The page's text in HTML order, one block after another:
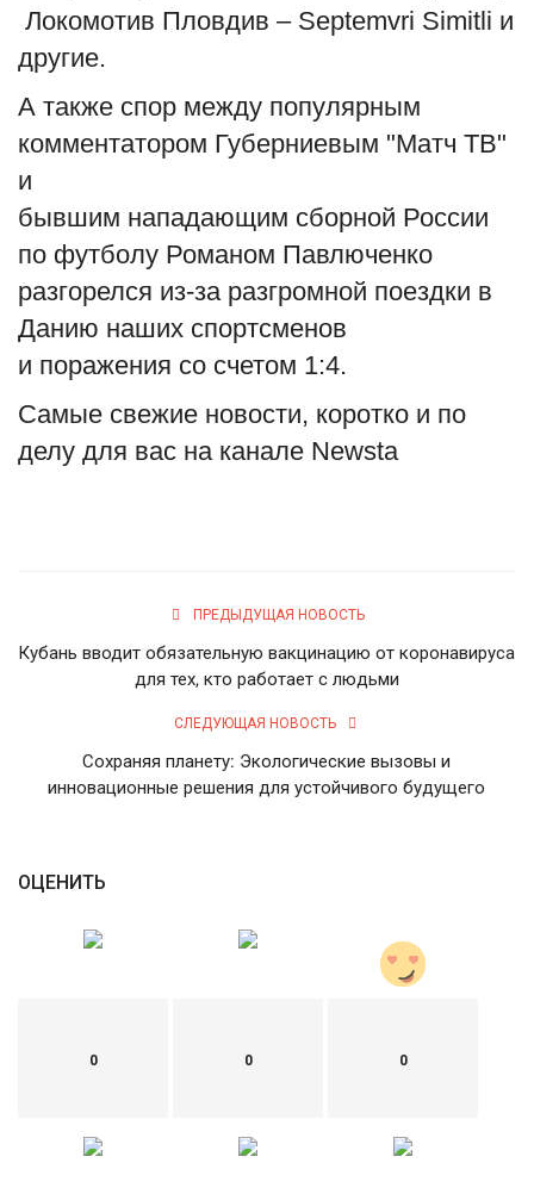
Локомотив Пловдив – Septemvri Simitli и
другие.
А также спор между популярным
комментатором Губерниевым "Матч ТВ"
и
бывшим нападающим сборной России
по футболу Романом Павлюченко
разгорелся из-за разгромной поездки в
Данию наших спортсменов
и поражения со счетом 1:4.
Самые свежие новости, коротко и по
делу для вас на канале Newsta
ПРЕДЫДУЩАЯ НОВОСТЬ
Кубань вводит обязательную вакцинацию от коронавируса
для тех, кто работает с людьми
СЛЕДУЮЩАЯ НОВОСТЬ
Сохраняя планету: Экологические вызовы и
инновационные решения для устойчивого будущего
ОЦЕНИТЬ
0 0 0